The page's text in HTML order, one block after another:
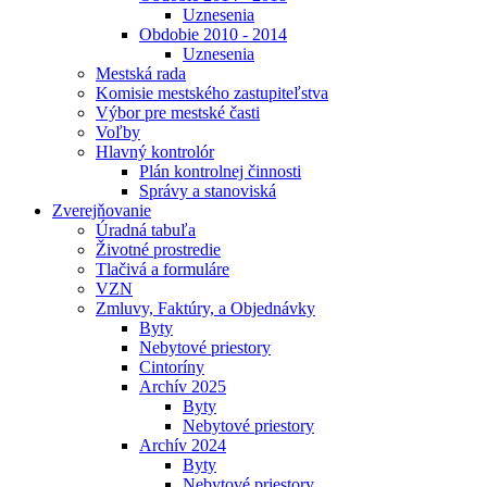
Uznesenia
Obdobie 2010 - 2014
Uznesenia
Mestská rada
Komisie mestského zastupiteľstva
Výbor pre mestské časti
Voľby
Hlavný kontrolór
Plán kontrolnej činnosti
Správy a stanoviská
Zverejňovanie
Úradná tabuľa
Životné prostredie
Tlačivá a formuláre
VZN
Zmluvy, Faktúry, a Objednávky
Byty
Nebytové priestory
Cintoríny
Archív 2025
Byty
Nebytové priestory
Archív 2024
Byty